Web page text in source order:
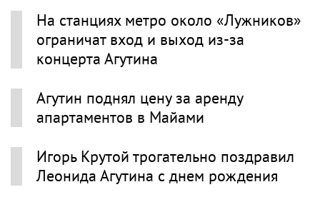
На станциях метро около «Лужников»
ограничат вход и выход из-за
концерта Агутина
Агутин поднял цену за аренду
апартаментов в Майами
Игорь Крутой трогательно поздравил
Леонида Агутина с днем рождения